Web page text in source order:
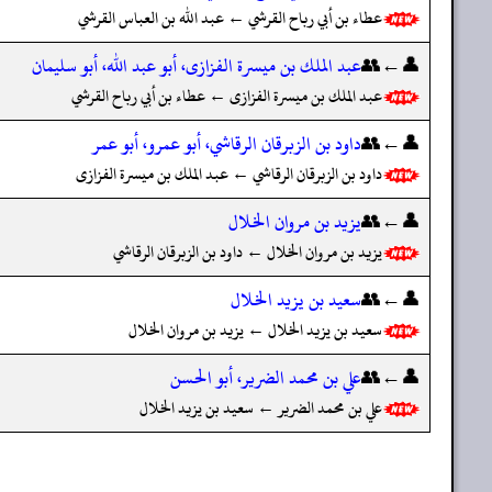
عطاء بن أبي رباح القرشي ← عبد الله بن العباس القرشي
👤←👥عبد الملك بن ميسرة الفزازى، أبو عبد الله، أبو سليمان
عبد الملك بن ميسرة الفزازى ← عطاء بن أبي رباح القرشي
👤←👥داود بن الزبرقان الرقاشي، أبو عمرو، أبو عمر
داود بن الزبرقان الرقاشي ← عبد الملك بن ميسرة الفزازى
👤←👥يزيد بن مروان الخلال
يزيد بن مروان الخلال ← داود بن الزبرقان الرقاشي
👤←👥سعيد بن يزيد الخلال
سعيد بن يزيد الخلال ← يزيد بن مروان الخلال
👤←👥علي بن محمد الضرير، أبو الحسن
علي بن محمد الضرير ← سعيد بن يزيد الخلال